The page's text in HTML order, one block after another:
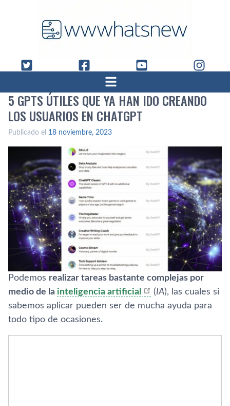
5 GPTS ÚTILES QUE YA HAN IDO CREANDO
LOS USUARIOS EN CHATGPT
Publicado el 18 noviembre, 2023
Podemos realizar tareas bastante complejas por
medio de la inteligencia artificial (IA), las cuales si
sabemos aplicar pueden ser de mucha ayuda para
todo tipo de ocasiones.